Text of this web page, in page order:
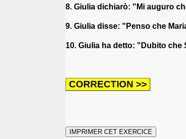
8. Giulia dichiarò: "Mi auguro
9. Giulia disse: "Penso che
10. Giulia ha detto: "Dubito che